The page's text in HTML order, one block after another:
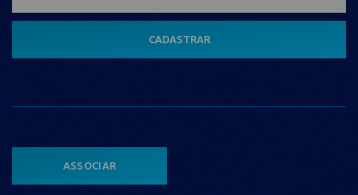
CADASTRAR
ASSOCIAR